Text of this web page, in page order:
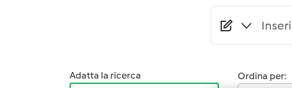
Adatta la ricerca
Ordina per: